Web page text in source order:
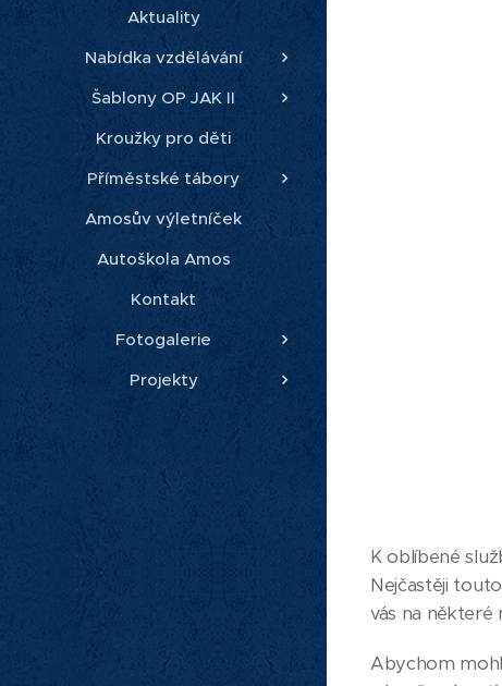
Aktuality
Nabídka vzdělávání
Šablony OP JAK II
Kroužky pro děti
Příměstské tábory
Amosův výletníček
Autoškola Amos
Kontakt
Fotogalerie
Projekty
K oblíbené
Nejčastěji
vás na některé
Abychom